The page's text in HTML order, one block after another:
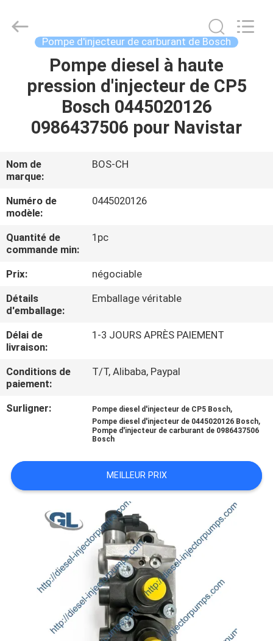
MAISON
VIDÉOS
À
PROPOS
DE
DE
L'USINE
CONTRÔLE
QUALITÉ
DEMANDEZ
PLAN
Parts
Pompe d'injecteur de carburant de Bosch
Pompe diesel à haute
pression d'injecteur de CP5
Bosch 0445020126
0986437506 pour Navistar
Nom de
marque:
BOS-CH
Numéro de
modèle:
0445020126
Quantité de
commande min:
1pc
Prix:
négociable
Détails
d'emballage:
Emballage véritable
Délai de
livraison:
1-3 JOURS APRÈS PAIEMENT
Conditions de
paiement:
T/T, Alibaba, Paypal
Surligner: Pompe diesel d'injecteur de CP5 Bosch,
Pompe diesel d'injecteur de 0445020126 Bosch,
Pompe d'injecteur de carburant de 0986437506
Bosch
MEILLEUR PRIX